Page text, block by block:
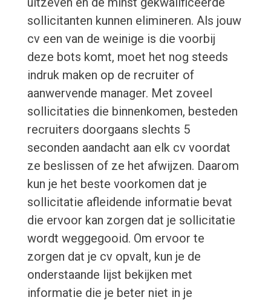
sollicitanten kunnen elimineren. Als jouw
cv een van de weinige is die voorbij
deze bots komt, moet het nog steeds
indruk maken op de recruiter of
aanwervende manager. Met zoveel
sollicitaties die binnenkomen, besteden
recruiters doorgaans slechts 5
seconden aandacht aan elk cv voordat
ze beslissen of ze het afwijzen. Daarom
kun je het beste voorkomen dat je
sollicitatie afleidende informatie bevat
die ervoor kan zorgen dat je sollicitatie
wordt weggegooid. Om ervoor te
zorgen dat je cv opvalt, kun je de
onderstaande lijst bekijken met
informatie die je beter niet in je